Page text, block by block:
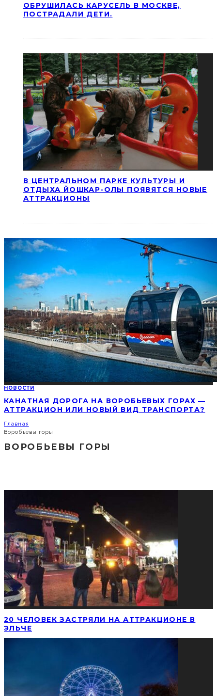
ОБРУШИЛАСЬ КАРУСЕЛЬ В МОСКВЕ,
ПОСТРАДАЛИ ДЕТИ.
В ЦЕНТРАЛЬНОМ ПАРКЕ КУЛЬТУРЫ И
ОТДЫХА ЙОШКАР-ОЛЫ ПОЯВЯТСЯ НОВЫЕ
АТТРАКЦИОНЫ
НОВОСТИ
КАНАТНАЯ ДОРОГА НА ВОРОБЬЕВЫХ ГОРАХ —
АТТРАКЦИОН ИЛИ НОВЫЙ ВИД ТРАНСПОРТА?
Главная
Воробьевы горы
ВОРОБЬЕВЫ ГОРЫ
20 ЧЕЛОВЕК ЗАСТРЯЛИ НА АТТРАКЦИОНЕ В
ЭЛЬЧЕ